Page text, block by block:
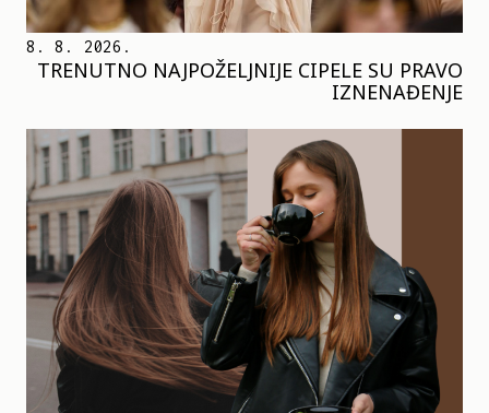
8. 8. 2026.
TRENUTNO NAJPOŽELJNIJE CIPELE SU PRAVO
IZNENAĐENJE